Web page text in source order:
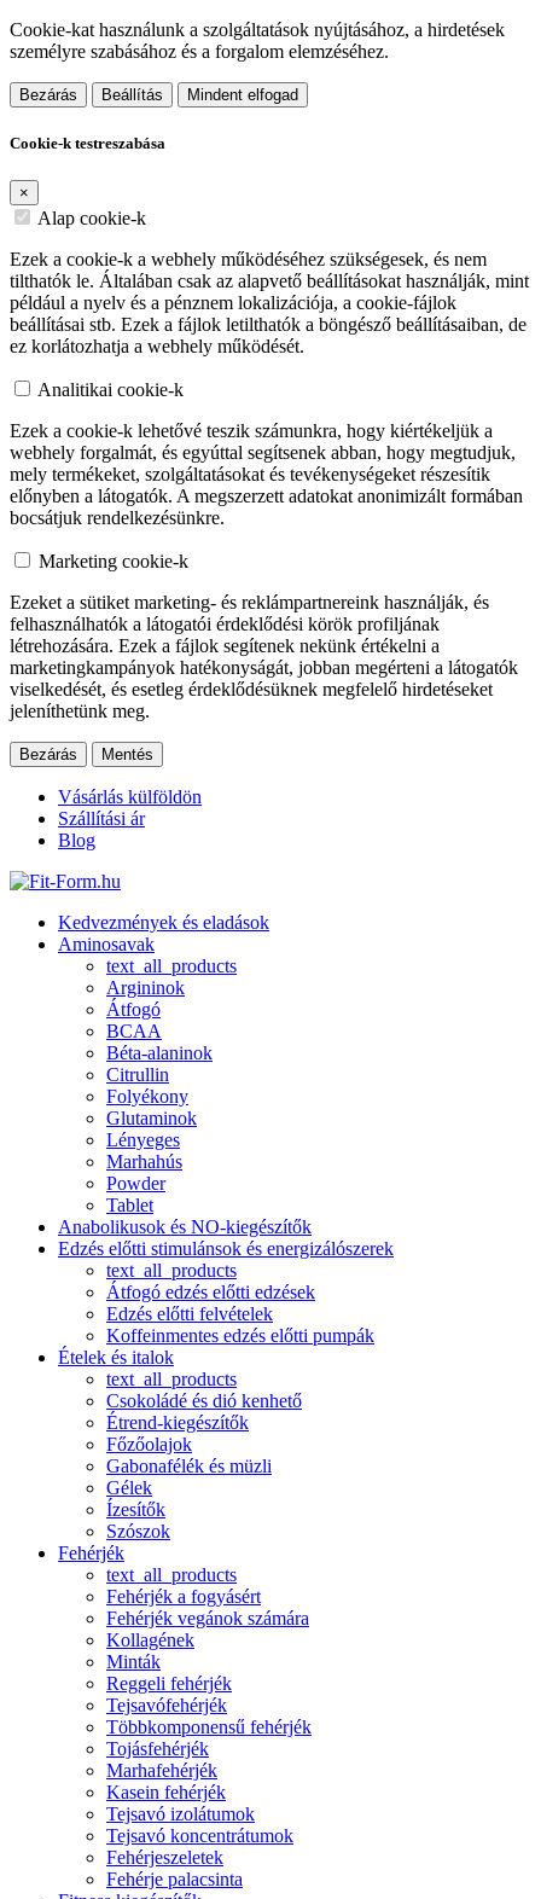
Cookie-kat használunk a szolgáltatások nyújtásához, a hirdetések
személyre szabásához és a forgalom elemzéséhez.
Bezárás Beállítás Mindent elfogad
Cookie-k testreszabása
×
Alap cookie-k
Ezek a cookie-k a webhely működéséhez szükségesek, és nem
tilthatók le. Általában csak az alapvető beállításokat használják, mint
például a nyelv és a pénznem lokalizációja, a cookie-fájlok
beállításai stb. Ezek a fájlok letilthatók a böngésző beállításaiban, de
ez korlátozhatja a webhely működését.
Analitikai cookie-k
Ezek a cookie-k lehetővé teszik számunkra, hogy kiértékeljük a
webhely forgalmát, és egyúttal segítsenek abban, hogy megtudjuk,
mely termékeket, szolgáltatásokat és tevékenységeket részesítik
előnyben a látogatók. A megszerzett adatokat anonimizált formában
bocsátjuk rendelkezésünkre.
Marketing cookie-k
Ezeket a sütiket marketing- és reklámpartnereink használják, és
felhasználhatók a látogatói érdeklődési körök profiljának
létrehozására. Ezek a fájlok segítenek nekünk értékelni a
marketingkampányok hatékonyságát, jobban megérteni a látogatók
viselkedését, és esetleg érdeklődésüknek megfelelő hirdetéseket
jeleníthetünk meg.
Bezárás Mentés
Vásárlás külföldön
Szállítási ár
Blog
Kedvezmények és eladások
Aminosavak
text_all_products
Argininok
Átfogó
BCAA
Béta-alaninok
Citrullin
Folyékony
Glutaminok
Lényeges
Marhahús
Powder
Tablet
Anabolikusok és NO-kiegészítők
Edzés előtti stimulánsok és energizálószerek
text_all_products
Átfogó edzés előtti edzések
Edzés előtti felvételek
Koffeinmentes edzés előtti pumpák
Ételek és italok
text_all_products
Csokoládé és dió kenhető
Étrend-kiegészítők
Főzőolajok
Gabonafélék és müzli
Gélek
Ízesítők
Szószok
Fehérjék
text_all_products
Fehérjék a fogyásért
Fehérjék vegánok számára
Kollagének
Minták
Reggeli fehérjék
Tejsavófehérjék
Többkomponensű fehérjék
Tojásfehérjék
Marhafehérjék
Kasein fehérjék
Tejsavó izolátumok
Tejsavó koncentrátumok
Fehérjeszeletek
Fehérje palacsinta